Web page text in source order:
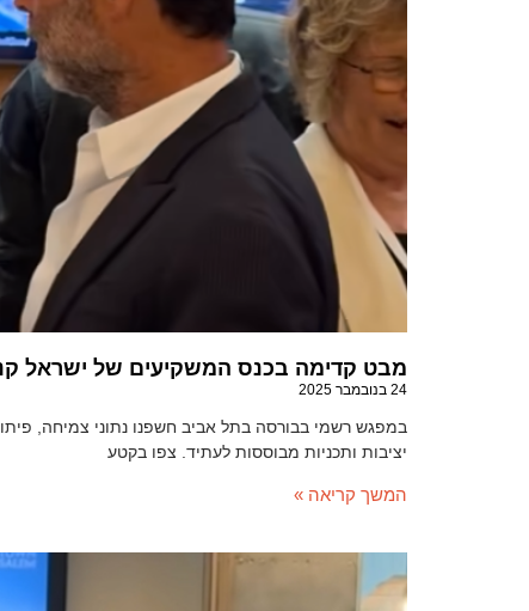
מבט קדימה בכנס המשקיעים של ישראל
24 בנובמבר 2025
במפגש רשמי בבורסה בתל אביב חשפנו נתוני צמיחה,
יציבות ותכניות מבוססות לעתיד. צפו בקטע
המשך קריאה »